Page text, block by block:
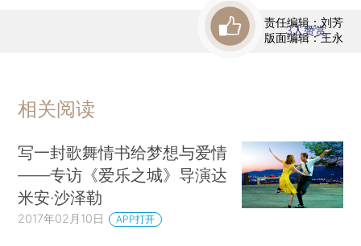
责任编辑：刘芳
版面编辑：王永
3人赞赏
相关阅读
写一封歌舞情书给梦想与爱情
——专访《爱乐之城》导演达
米安·沙泽勒
2017年02月10日 APP打开